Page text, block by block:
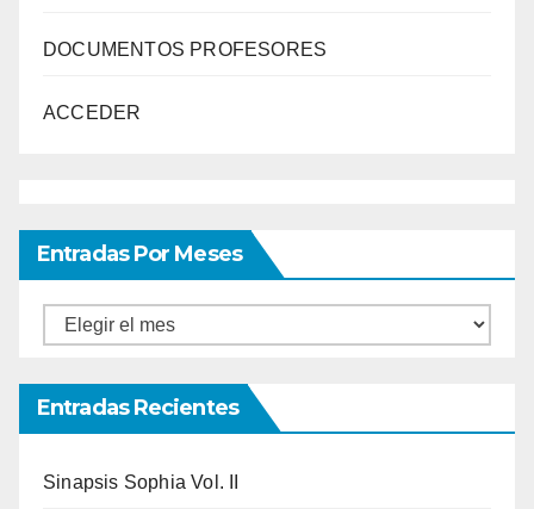
DOCUMENTOS PROFESORES
ACCEDER
Entradas Por Meses
Entradas
Entradas Recientes
Sinapsis Sophia Vol. II